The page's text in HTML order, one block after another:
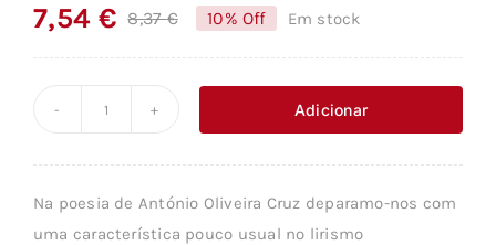
8,37€O
era:
7,54 €
O
é:
10% Off Em stock
Adicionar
Na poesia de António Oliveira Cruz deparamo-nos com
uma característica pouco usual no lirismo